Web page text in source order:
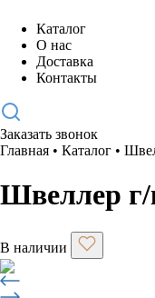
Каталог
О нас
Доставка
Контакты
Заказать звонок
Главная • Каталог •
Швеллер г/
В наличии